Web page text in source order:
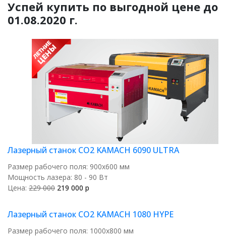
Успей купить по выгодной цене до
01.08.2020 г.
Лазерный станок CO2 KAMACH 6090 ULTRA
Размер рабочего поля: 900х600 мм
Мощность лазера: 80 - 90 Вт
Цена: 229 000 219 000 p
Лазерный станок CO2 KAMACH 1080 HYPE
Размер рабочего поля: 1000х800 мм